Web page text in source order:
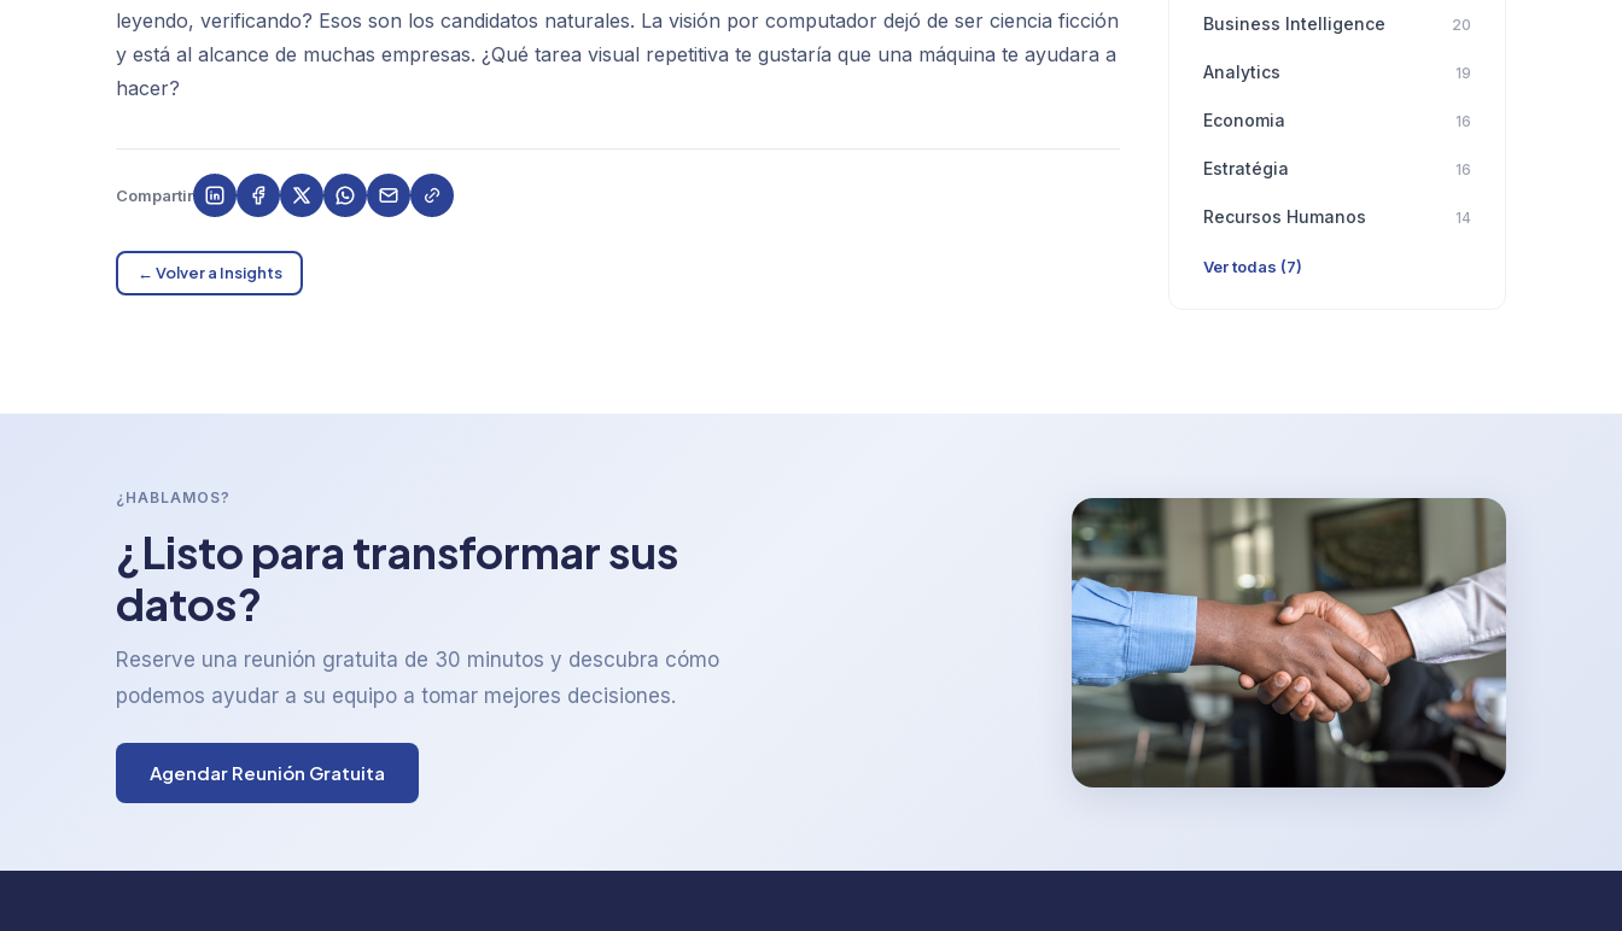
leyendo, verificando? Esos son los candidatos naturales. La visión por computador dejó de ser ciencia ficción
y está al alcance de muchas empresas. ¿Qué tarea visual repetitiva te gustaría que una máquina te ayudara a
hacer?
Compartir
← Volver a Insights
Business Intelligence 20
Analytics 19
Economia 16
Estratégia 16
Recursos Humanos 14
Ver todas (7)
¿HABLAMOS?
¿Listo para transformar sus
datos?
Reserve una reunión gratuita de 30 minutos y descubra cómo
podemos ayudar a su equipo a tomar mejores decisiones.
Agendar Reunión Gratuita